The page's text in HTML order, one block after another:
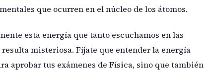
que ocurren en el núcleo de los átomos.
esta energía que tanto escuchamos en las
misteriosa. Fíjate que entender la energía
aprobar tus exámenes de Física, sino que también